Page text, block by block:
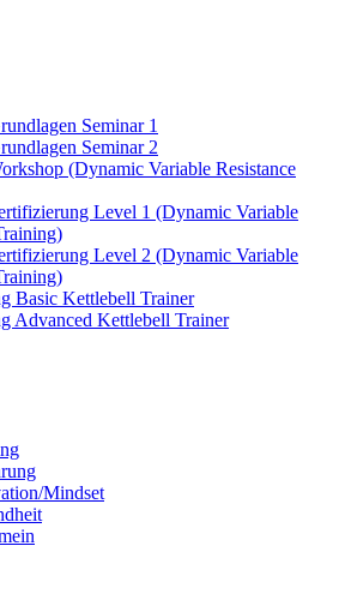
Seminar 1
Seminar 2
(Dynamic Variable Resistance
Level 1 (Dynamic Variable
Level 2 (Dynamic Variable
Basic Kettlebell Trainer
Advanced Kettlebell Trainer
Mindset